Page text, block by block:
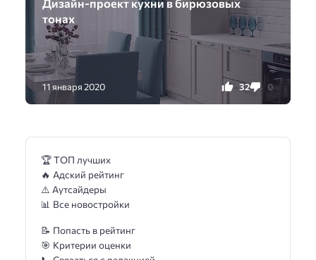
Дизайн-проект кухни в бирюзовых
тонах
11 января 2020 32 0
🏆 ТОП лучших
🔥 Адский рейтинг
⚠️ Аутсайдеры
📊 Все новостройки
📝 Попасть в рейтинг
🎯 Критерии оценки